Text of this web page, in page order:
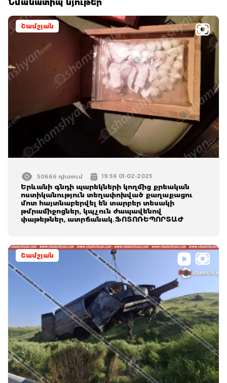
Նմանատիպ նյութեր
Շամշյան
50666 դիտում 19:56 01-02-2025
Երևանի գնդի պարեկների կողմից քրեական
ոստիկանություն տեղափոխված քաղաքացու
մոտ հայտնաբերվել են տարբեր տեսակի
թմրամիջոցներ, կպչուն ժապավենով
փաթեթներ, ատրճանակ․ՖՈՏՈՌԵՊՈՐՏԱԺ
Շամշյան